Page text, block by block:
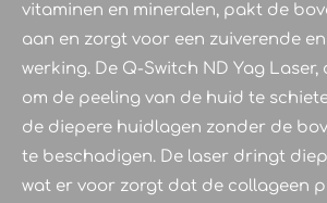
vitaminen en mineralen, pakt de
aan en zorgt voor een zuiverende
werking. De Q-Switch ND Yag Laser,
om de peeling van de huid te
de diepere huidlagen zonder de
te beschadigen. De laser dringt
wat er voor zorgt dat de collageen